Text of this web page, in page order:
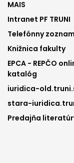
menu
1
MAIS
Intranet PF TRUNI
Telefónny zoznam
Knižnica fakulty
EPCA - REPČO
katalóg
iuridica-
stara-
Predajňa